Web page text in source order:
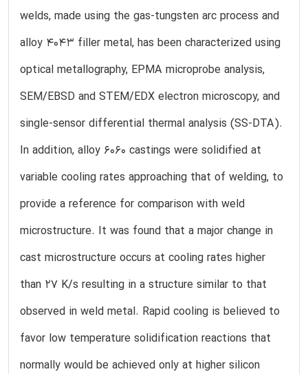
welds, made using the gas-tungsten arc process and
alloy 4043 filler metal, has been characterized using
optical metallography, EPMA microprobe analysis,
SEM/EBSD and STEM/EDX electron microscopy, and
single-sensor differential thermal analysis (SS-DTA).
In addition, alloy 6060 castings were solidified at
variable cooling rates approaching that of welding, to
provide a reference for comparison with weld
microstructure. It was found that a major change in
cast microstructure occurs at cooling rates higher
than 27 K/s resulting in a structure similar to that
observed in weld metal. Rapid cooling is believed to
favor low temperature solidification reactions that
normally would be achieved only at higher silicon